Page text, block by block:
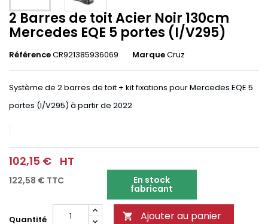
2 Barres de toit Acier Noir 130cm
Mercedes EQE 5 portes (I/V295)
RéférenceCR921385936069 MarqueCruz
Système de 2 barres de toit + kit fixations pourMercedes EQE 5
portes (I/V295) à partir de 2022
102,15 € HT
122,58 € TTC En stock
fabricant
Quantité  Ajouter au panier